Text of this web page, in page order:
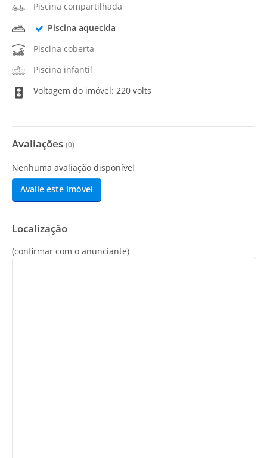
Piscina compartilhada
Piscina aquecida
Piscina coberta
Piscina infantil
Voltagem do imóvel: 220 volts
Avaliações (0)
Nenhuma avaliação disponível
Avalie este imóvel
Localização
(confirmar com o anunciante)